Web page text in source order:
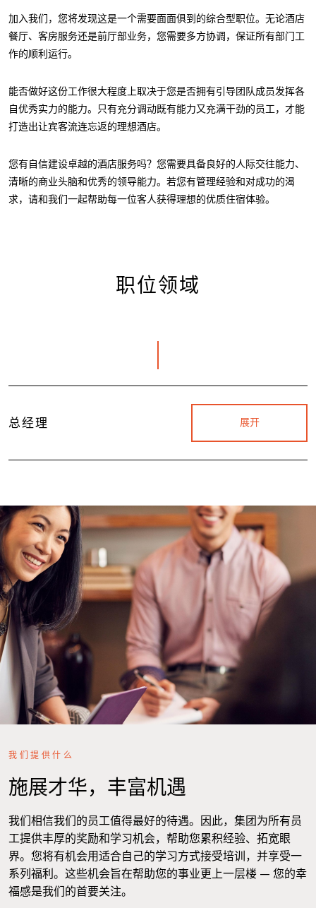
加入我们，您将发现这是一个需要面面俱到的综合型职位。无论酒店
餐厅、客房服务还是前厅部业务，您需要多方协调，保证所有部门工
作的顺利运行。
能否做好这份工作很大程度上取决于您是否拥有引导团队成员发挥各
自优秀实力的能力。只有充分调动既有能力又充满干劲的员工，才能
打造出让宾客流连忘返的理想酒店。
您有自信建设卓越的酒店服务吗？您需要具备良好的人际交往能力、
清晰的商业头脑和优秀的领导能力。若您有管理经验和对成功的渴
求，请和我们一起帮助每一位客人获得理想的优质住宿体验。
职位领域
总经理 展开
我们提供什么
施展才华，丰富机遇
我们相信我们的员工值得最好的待遇。因此，集团为所有员
工提供丰厚的奖励和学习机会，帮助您累积经验、拓宽眼
界。您将有机会用适合自己的学习方式接受培训，并享受一
系列福利。这些机会旨在帮助您的事业更上一层楼 — 您的幸
福感是我们的首要关注。